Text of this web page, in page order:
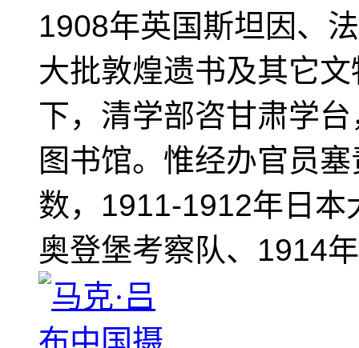
1908年英国斯坦因、
大批敦煌遗书及其它
下，清学部咨甘肃学
图书馆。惟经办官员
数，1911-1912年日
奥登堡考察队、1914